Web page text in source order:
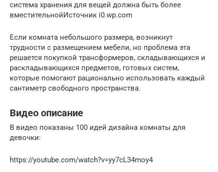
система хранения для вещей должна быть более
вместительнойИсточник i0.wp.com
Если комната небольшого размера, возникнут
трудности с размещением мебели, но проблема эта
решается покупкой трансформеров, складывающихся и
раскладывающихся предметов, готовых систем,
которые помогают рационально использовать каждый
сантиметр свободного пространства.
Видео описание
В видео показаны 100 идей дизайна комнаты для
девочки:
https://youtube.com/watch?v=yy7cL34moy4